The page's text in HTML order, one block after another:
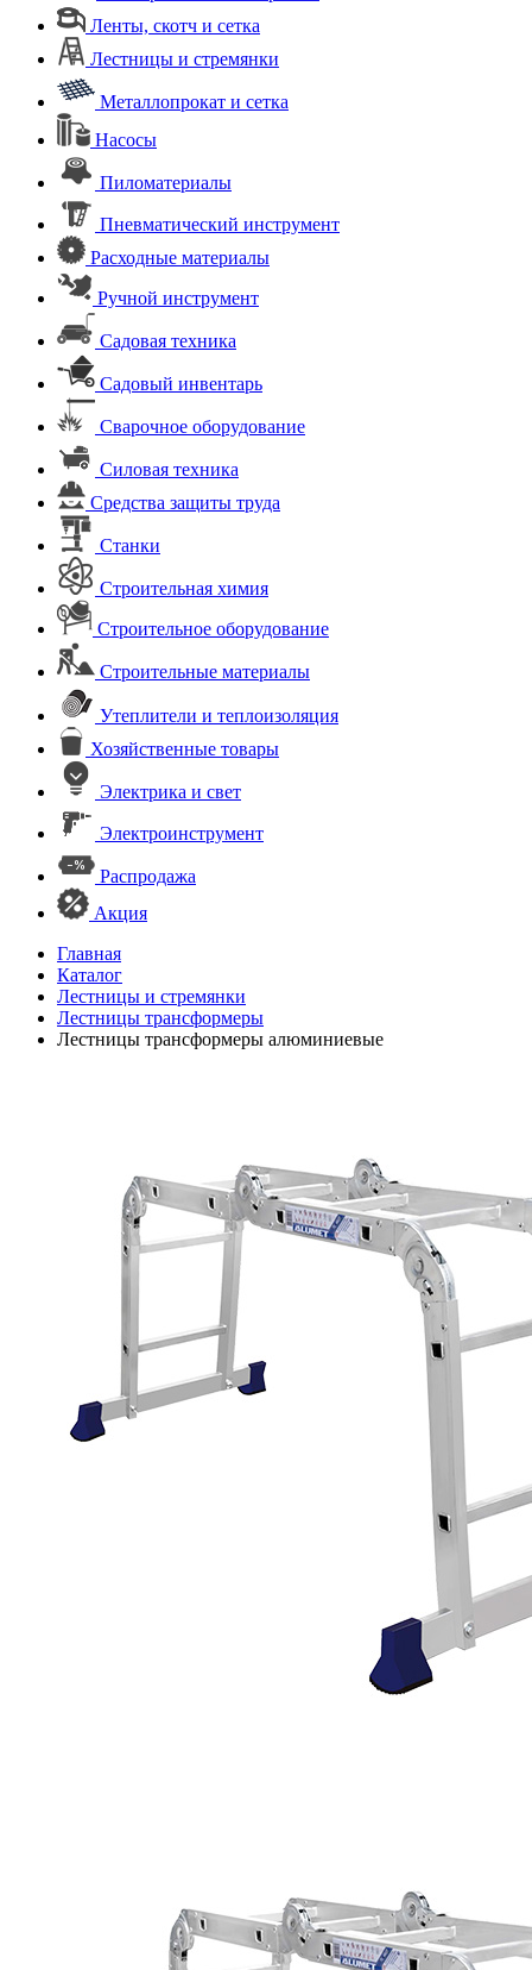
Ленты, скотч и сетка
Лестницы и стремянки
Металлопрокат и сетка
Насосы
Пиломатериалы
Пневматический инструмент
Расходные материалы
Ручной инструмент
Садовая техника
Садовый инвентарь
Сварочное оборудование
Силовая техника
Средства защиты труда
Станки
Строительная химия
Строительное оборудование
Строительные материалы
Утеплители и теплоизоляция
Хозяйственные товары
Электрика и свет
Электроинструмент
Распродажа
Акция
Главная
Каталог
Лестницы и стремянки
Лестницы трансформеры
Лестницы трансформеры алюминиевые